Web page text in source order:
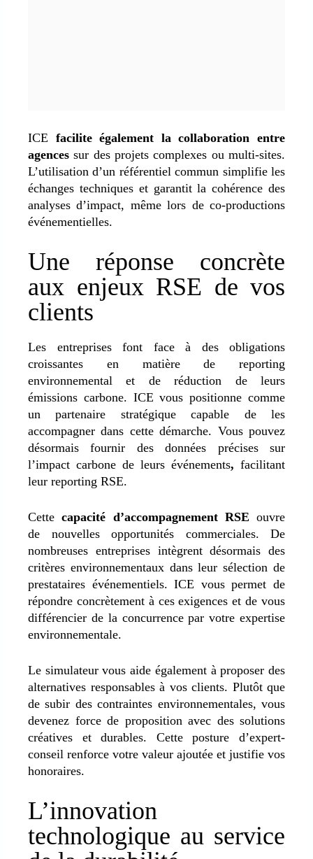
ICE facilite également la collaboration entre
agences sur des projets complexes ou multi-sites.
L’utilisation d’un référentiel commun simplifie les
échanges techniques et garantit la cohérence des
analyses d’impact, même lors de co-productions
événementielles.
Une réponse concrète
aux enjeux RSE de vos
clients
Les entreprises font face à des obligations
croissantes en matière de reporting
environnemental et de réduction de leurs
émissions carbone. ICE vous positionne comme
un partenaire stratégique capable de les
accompagner dans cette démarche. Vous pouvez
désormais fournir des données précises sur
l’impact carbone de leurs événements, facilitant
leur reporting RSE.
Cettecapacité d’accompagnement RSE ouvre
de nouvelles opportunités commerciales. De
nombreuses entreprises intègrent désormais des
critères environnementaux dans leur sélection de
prestataires événementiels.ICE vous permet de
répondre concrètement à ces exigences et de vous
différencier de la concurrence par votre expertise
environnementale.
Le simulateur vous aide également à proposer des
alternatives responsables à vos clients. Plutôt que
de subir des contraintes environnementales, vous
devenez force de proposition avec des solutions
créatives et durables. Cette posture d’expert-
conseil renforce votre valeur ajoutée et justifie vos
honoraires.
L’innovation
technologique au service